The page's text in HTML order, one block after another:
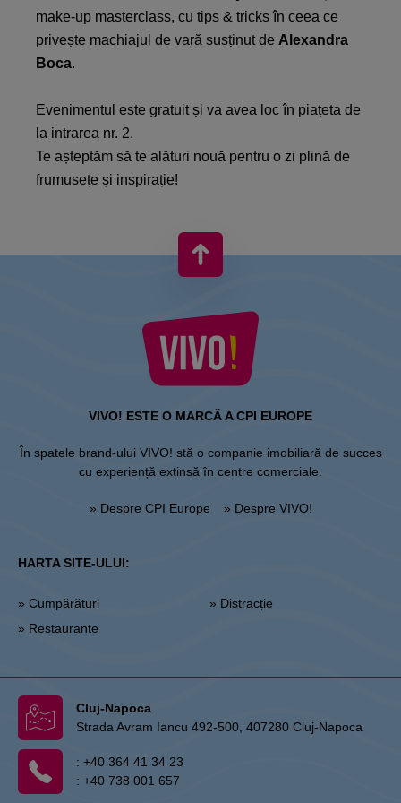
make-up masterclass, cu tips & tricks în ceea ce
privește machiajul de vară susținut de Alexandra
Boca.
Evenimentul este gratuit și va avea loc în piațeta de
la intrarea nr. 2.
Te așteptăm să te alături nouă pentru o zi plină de
frumusețe și inspirație!
VIVO! ESTE O MARCĂ A CPI EUROPE
În spatele brand-ului VIVO! stă o companie imobiliară de succes
cu experiență extinsă în centre comerciale.
» Despre CPI Europe » Despre VIVO!
HARTA SITE-ULUI:
» Cumpărături
» Restaurante
» Distracție
Cluj-Napoca
Strada Avram Iancu 492-500, 407280 Cluj-Napoca
: +40 364 41 34 23
: +40 738 001 657